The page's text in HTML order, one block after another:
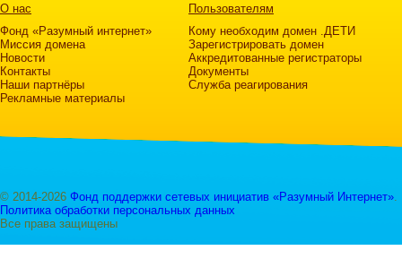
О нас
Фонд «Разумный интернет»
Миссия домена
Новости
Контакты
Наши партнёры
Рекламные материалы
Пользователям
Кому необходим домен .ДЕТИ
Зарегистрировать домен
Аккредитованные регистраторы
Документы
Служба реагирования
© 2014-2026 Фонд поддержки сетевых инициатив «Разумный Интернет»
Политика обработки персональных данных
Все права защищены